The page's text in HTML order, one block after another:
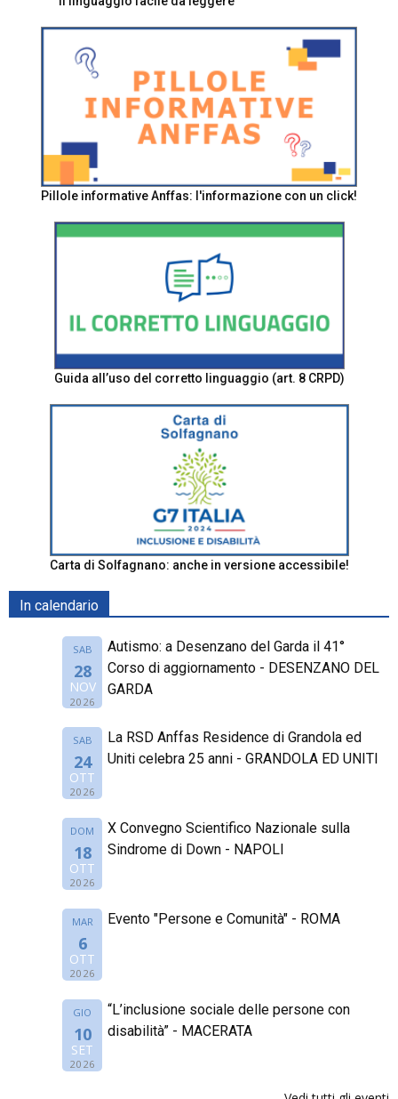
Pillole informative Anffas: l'informazione con un click!
Guida all’uso del corretto linguaggio (art. 8 CRPD)
Carta di Solfagnano: anche in versione accessibile!
In calendario
SAB
28
NOV
2026
Autismo: a Desenzano del Garda il 41°
Corso di aggiornamento - DESENZANO DEL
GARDA
SAB
24
OTT
2026
La RSD Anffas Residence di Grandola ed
Uniti celebra 25 anni - GRANDOLA ED UNITI
DOM
18
OTT
2026
X Convegno Scientifico Nazionale sulla
Sindrome di Down - NAPOLI
MAR
6
OTT
2026
Evento "Persone e Comunità" - ROMA
GIO
10
SET
2026
“L’inclusione sociale delle persone con
disabilità” - MACERATA